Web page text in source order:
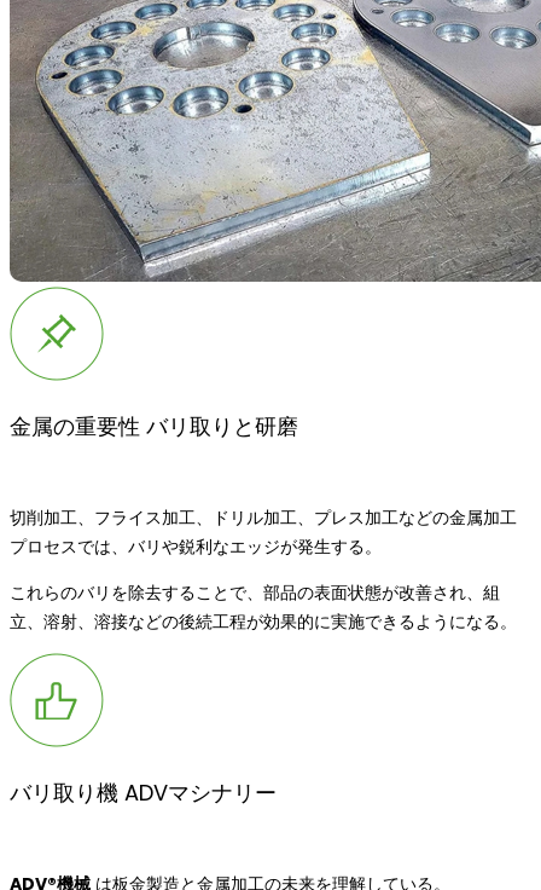
金属の重要性 バリ取りと研磨
切削加工、フライス加工、ドリル加工、プレス加工などの金属加工
プロセスでは、バリや鋭利なエッジが発生する。
これらのバリを除去することで、部品の表面状態が改善され、組
立、溶射、溶接などの後続工程が効果的に実施できるようになる。
バリ取り機 ADVマシナリー
ADV®機械 は板金製造と金属加工の未来を理解している。